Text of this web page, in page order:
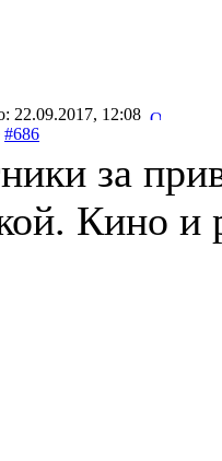
22.09.2017, 12:08
#686
за
Кино и